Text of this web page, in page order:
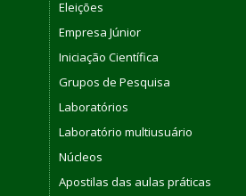
Eleições
Empresa Júnior
Iniciação Científica
Grupos de Pesquisa
Laboratórios
Laboratório multiusuário
Núcleos
Apostilas das aulas práticas